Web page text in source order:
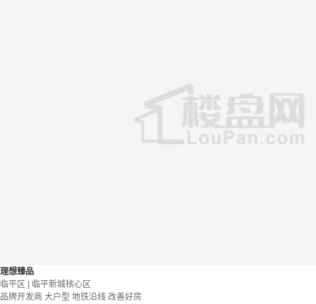
理想臻品
临平区 | 临平新城核心区
品牌开发商 大户型 地铁沿线 改善好房